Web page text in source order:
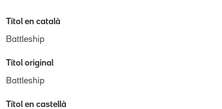
Títol en català
Battleship
Títol original
Battleship
Títol en castellà